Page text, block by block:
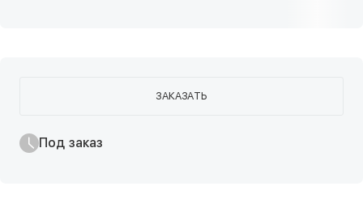
ЗАКАЗАТЬ
Под заказ